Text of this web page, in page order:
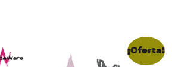
¡Oferta!